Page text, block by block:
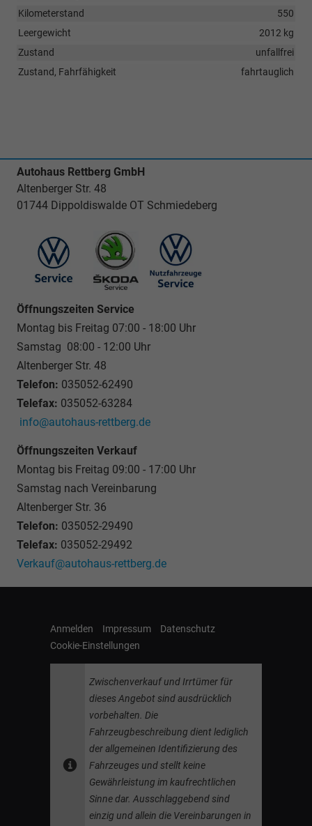
Kilometerstand
550
Leergewicht
2012 kg
Zustand
unfallfrei
Zustand, Fahrfähigkeit
fahrtauglich
Autohaus Rettberg GmbH
Altenberger Str. 48
01744 Dippoldiswalde OT Schmiedeberg
Öffnungszeiten Service
Montag bis Freitag 07:00 - 18:00 Uhr
Samstag 08:00 - 12:00 Uhr
Altenberger Str. 48
Telefon: 035052-62490
Telefax: 035052-63284
info@autohaus-rettberg.de
Öffnungszeiten Verkauf
Montag bis Freitag 09:00 - 17:00 Uhr
Samstag nach Vereinbarung
Altenberger Str. 36
Telefon: 035052-29490
Telefax: 035052-29492
Verkauf@autohaus-rettberg.de
Anmelden Impressum
Datenschutz
Cookie-Einstellungen
Zwischenverkauf und Irrtümer für
dieses Angebot sind ausdrücklich
vorbehalten. Die
Fahrzeugbeschreibung dient lediglich
der allgemeinen Identifizierung des
Fahrzeuges und stellt keine
Gewährleistung im kaufrechtlichen
Sinne dar. Ausschlaggebend sind
einzig und allein die Vereinbarungen in